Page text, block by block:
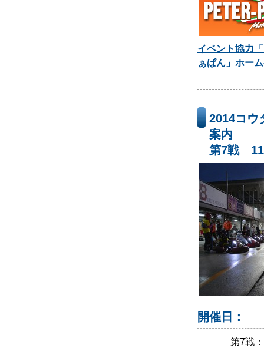
イベント協力
ぁぱん」ホー
2014コウ
案内
第7戦 11
開催日：
第7戦：